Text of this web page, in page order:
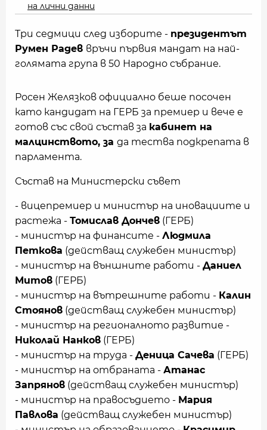
на лични данни
Три седмици след изборите - президентът
Румен Радев връчи първия мандат на най-
голямата група в 50 Народно събрание.
Росен Желязков официално беше посочен
като кандидат на ГЕРБ за премиер и вече е
готов със свой състав за кабинет на
малцинството, за да тества подкрепата в
парламента.
Състав на Министерски съвет
- вицепремиер и министър на иновациите и
растежа - Томислав Дончев (ГЕРБ)
- министър на финансите - Людмила
Петкова (действащ служебен министър)
- министър на външните работи - Даниел
Митов (ГЕРБ)
- министър на вътрешните работи - Калин
Стоянов (действащ служебен министър)
- министър на регионалното развитие -
Николай Нанков (ГЕРБ)
- министър на труда - Деница Сачева (ГЕРБ)
- министър на отбраната - Атанас
Запрянов (действащ служебен министър)
- министър на правосъдието - Мария
Павлова (действащ служебен министър)